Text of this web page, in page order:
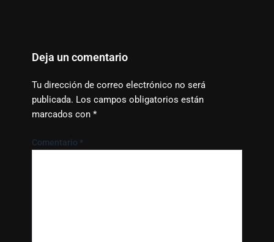
Deja un comentario
Tu dirección de correo electrónico no será
publicada. Los campos obligatorios están
marcados con *
Comentario *